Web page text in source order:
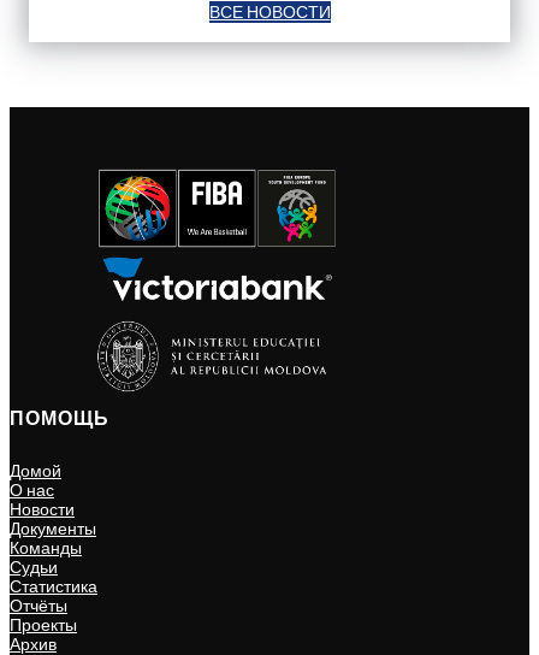
ВСЕ НОВОСТИ
ПОМОЩЬ
Домой
О нас
Новости
Документы
Команды
Судьи
Статистика
Отчёты
Проекты
Архив